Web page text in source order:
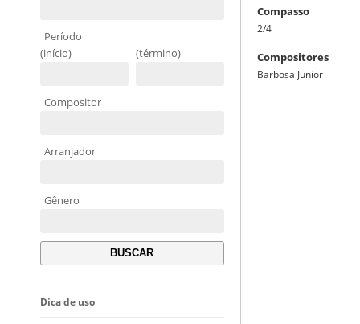
Período
(início)
(término)
Compositor
Arranjador
Gênero
Dica de uso
Compasso
2/4
Compositores
Barbosa Junior